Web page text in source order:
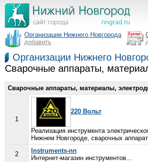
Организации Нижнего Новгорода
добавить
Организации Нижнего
Сварочные аппараты,
Сварочные аппараты, материалы,
1
220 Вольт
Реализация инструмента
Нижнем Новгороде, сварочных
2
Instruments-nn
Интернет-магазин инструментов...